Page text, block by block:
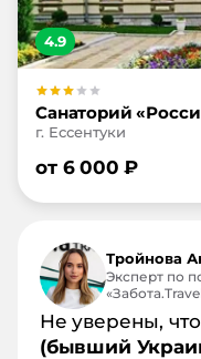
4.9
Санаторий
г. Ессентуки
от 6 000 ₽
Тройнова
Эксперт по
Не уверены,
(бывший